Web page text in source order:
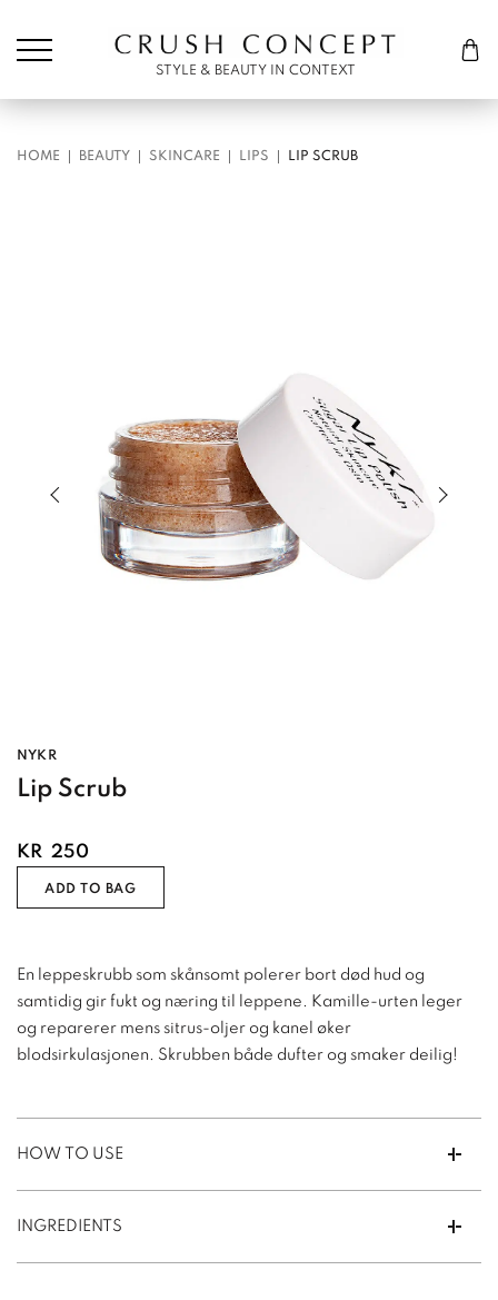
Cart
STYLE & BEAUTY IN CONTEXT
HOME BEAUTY SKINCARE LIPS LIP SCRUB
Previous slide of slider Next
NYKR
Lip Scrub
KR 250
ADD TO BAG
En leppeskrubb som skånsomt polerer bort død hud og
samtidig gir fukt og næring til leppene. Kamille-urten leger
og reparerer mens sitrus-oljer og kanel øker
blodsirkulasjonen. Skrubben både dufter og smaker deilig!
HOW TO USE
INGREDIENTS